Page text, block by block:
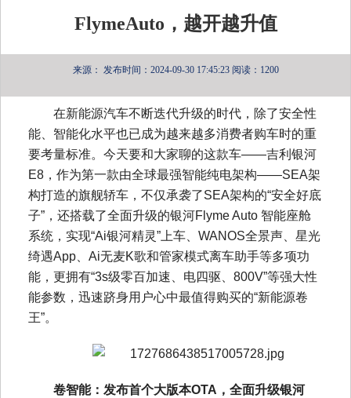
FlymeAuto，越开越升值
来源： 发布时间：2024-09-30 17:45:23 阅读：1200
在新能源汽车不断迭代升级的时代，除了安全性
能、智能化水平也已成为越来越多消费者购车时的重
要考量标准。今天要和大家聊的这款车——吉利银河
E8，作为第一款由全球最强智能纯电架构——SEA架
构打造的旗舰轿车，不仅承袭了SEA架构的“安全好底
子”，还搭载了全面升级的银河Flyme Auto 智能座舱
系统，实现“Ai银河精灵”上车、WANOS全景声、星光
绮遇App、Ai无麦K歌和管家模式离车助手等多项功
能，更拥有“3s级零百加速、电四驱、800V”等强大性
能参数，迅速跻身用户心中最值得购买的“新能源卷
王”。
卷智能：发布首个大版本OTA，全面升级银河